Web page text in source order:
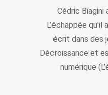
Cédric Biagini
L’échappée qu'il
écrit dans des
Décroissance et
numérique